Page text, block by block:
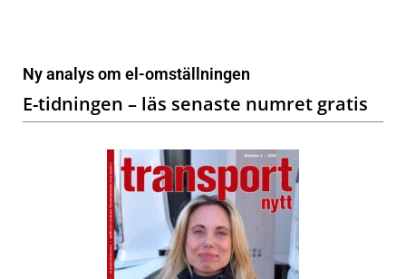
Ny analys om el-omställningen
E-tidningen – läs senaste numret gratis